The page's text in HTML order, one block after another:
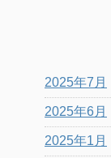
2025年7月
2025年6月
2025年1月